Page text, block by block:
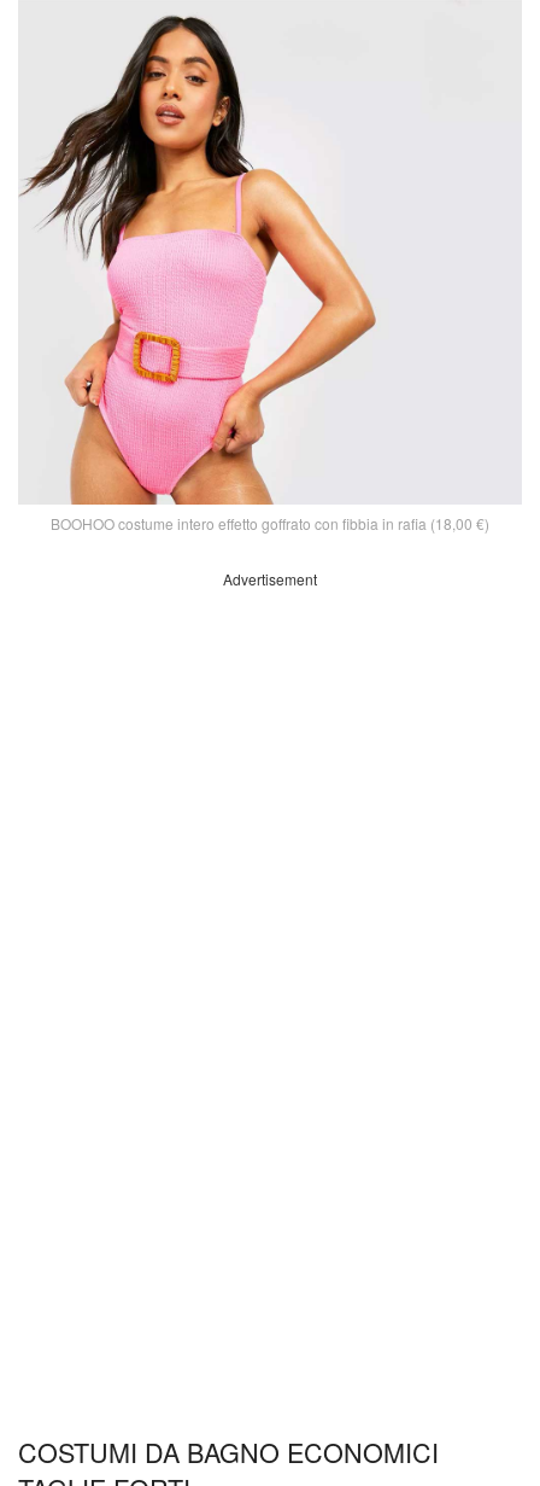
BOOHOO costume intero effetto goffrato con fibbia in rafia (18,00 €)
Advertisement
COSTUMI DA BAGNO ECONOMICI